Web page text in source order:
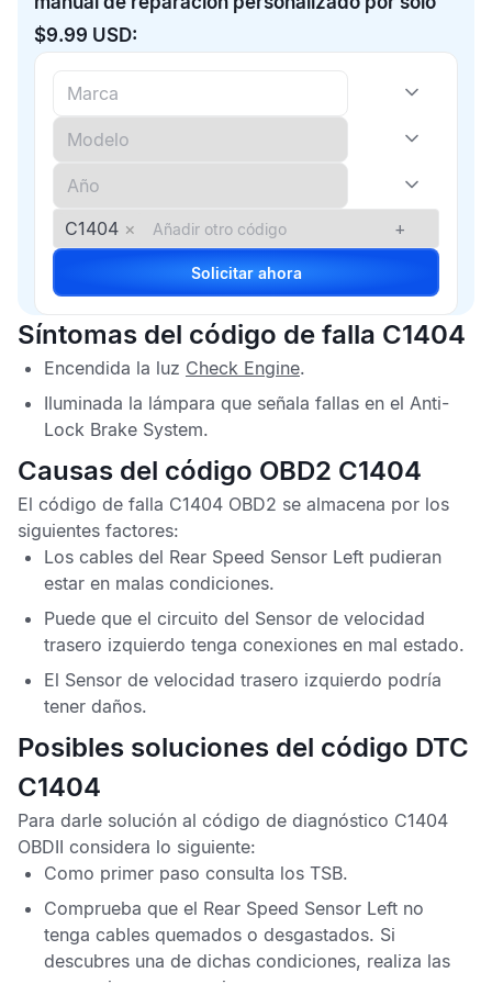
$9.99 USD:
C1404 × +
Solicitar ahora
Síntomas del código de falla C1404
Encendida la luz Check Engine.
Iluminada la lámpara que señala fallas en el Anti-
Lock Brake System.
Causas del código OBD2 C1404
El código de falla C1404 OBD2 se almacena por los
siguientes factores:
Los cables del Rear Speed Sensor Left pudieran
estar en malas condiciones.
Puede que el circuito del Sensor de velocidad
trasero izquierdo tenga conexiones en mal estado.
El Sensor de velocidad trasero izquierdo podría
tener daños.
Posibles soluciones del código DTC
C1404
Para darle solución al código de diagnóstico C1404
OBDII considera lo siguiente:
Como primer paso consulta los TSB.
Comprueba que el Rear Speed Sensor Left no
tenga cables quemados o desgastados. Si
descubres una de dichas condiciones, realiza las